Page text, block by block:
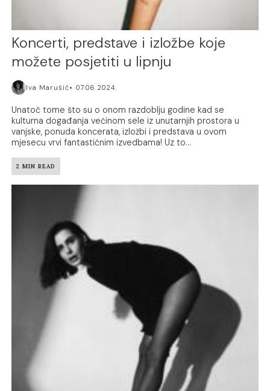
Koncerti, predstave i izložbe koje
možete posjetiti u lipnju
Iva Marušić 07.06.2024.
Unatoč tome što su o onom razdoblju godine kad se
kulturna događanja većinom sele iz unutarnjih prostora u
vanjske, ponuda koncerata, izložbi i predstava u ovom
mjesecu vrvi fantastičnim izvedbama! Uz to...
2 MIN READ